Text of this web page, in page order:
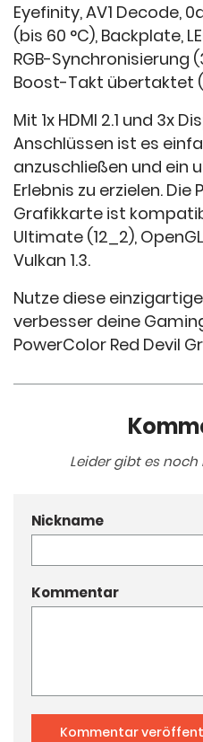
Eyefinity, AV1 Decode,
(bis 60 °C), Backplate,
RGB-Synchronisierung
Boost-Takt übertaktet
Mit 1x HDMI 2.1 und 3x
Anschlüssen ist es
anzuschließen und ein
Erlebnis zu erzielen. Die
Grafikkarte ist
Ultimate (12_2),
Vulkan 1.3.
Nutze diese
verbesser deine
PowerColor Red Devil
Leider gibt es
Nickname
Kommentar
Kommentar